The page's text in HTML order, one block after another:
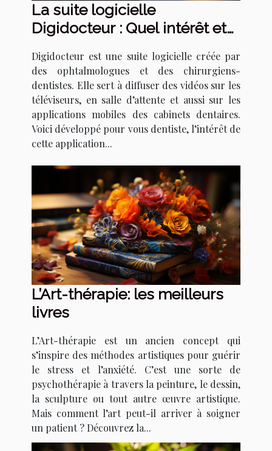
La suite logicielle
Digidocteur : Quel intérêt et
Digidocteur est une suite logicielle créée par
des ophtalmologues et des chirurgiens-
dentistes. Elle sert à diffuser des vidéos sur les
téléviseurs, en salle d’attente et aussi sur les
applications mobiles des cabinets dentaires.
Voici développé pour vous dentiste, l’intérêt de
cette application...
L’Art-thérapie: les meilleurs
livres
L’Art-thérapie est un ancien concept qui
s’inspire des méthodes artistiques pour guérir
le stress et l’anxiété. C’est une sorte de
psychothérapie à travers la peinture, le dessin,
la sculpture ou tout autre œuvre artistique.
Mais comment l’art peut-il arriver à soigner
un patient ? Découvrez la...